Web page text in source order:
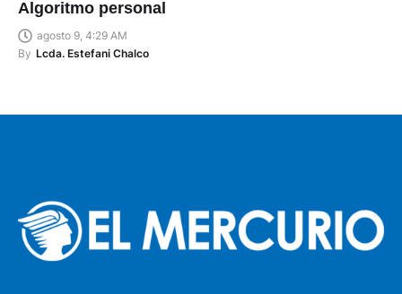
Algoritmo personal
agosto 9, 4:29 AM
By Lcda. Estefani Chalco